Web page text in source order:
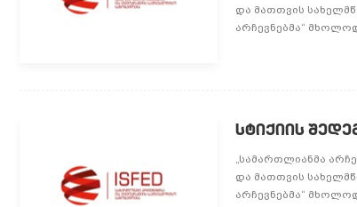
და მათთვის
არჩევნებმა“
სტიქიის
„სამართლიანმა
და მათთვის
არჩევნებმა“